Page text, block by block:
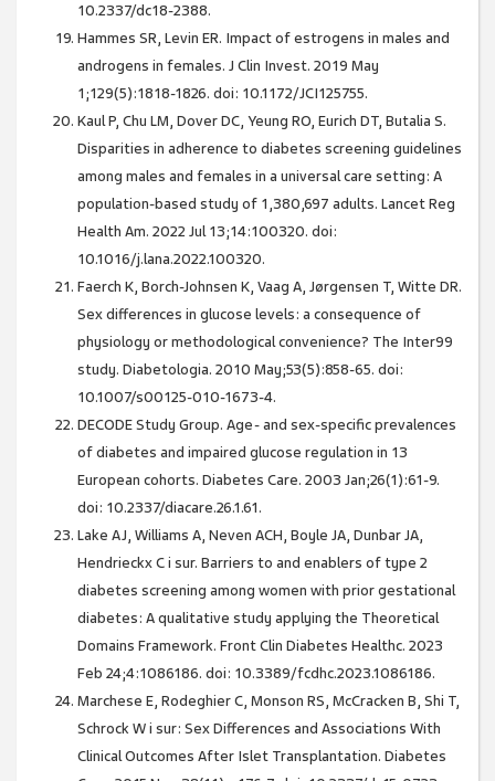
10.2337/dc18-2388.
Hammes SR, Levin ER. Impact of estrogens in males and
androgens in females. J Clin Invest. 2019 May
1;129(5):1818-1826. doi: 10.1172/JCI125755.
Kaul P, Chu LM, Dover DC, Yeung RO, Eurich DT, Butalia S.
Disparities in adherence to diabetes screening guidelines
among males and females in a universal care setting: A
population-based study of 1,380,697 adults. Lancet Reg
Health Am. 2022 Jul 13;14:100320. doi:
10.1016/j.lana.2022.100320.
Faerch K, Borch-Johnsen K, Vaag A, Jørgensen T, Witte DR.
Sex differences in glucose levels: a consequence of
physiology or methodological convenience? The Inter99
study. Diabetologia. 2010 May;53(5):858-65. doi:
10.1007/s00125-010-1673-4.
DECODE Study Group. Age- and sex-specific prevalences
of diabetes and impaired glucose regulation in 13
European cohorts. Diabetes Care. 2003 Jan;26(1):61-9.
doi: 10.2337/diacare.26.1.61.
Lake AJ, Williams A, Neven ACH, Boyle JA, Dunbar JA,
Hendrieckx C i sur. Barriers to and enablers of type 2
diabetes screening among women with prior gestational
diabetes: A qualitative study applying the Theoretical
Domains Framework. Front Clin Diabetes Healthc. 2023
Feb 24;4:1086186. doi: 10.3389/fcdhc.2023.1086186.
Marchese E, Rodeghier C, Monson RS, McCracken B, Shi T,
Schrock W i sur: Sex Differences and Associations With
Clinical Outcomes After Islet Transplantation. Diabetes